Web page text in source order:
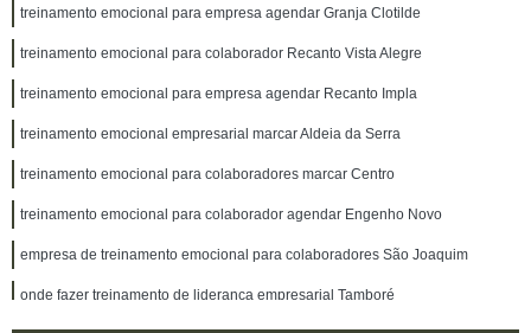
treinamento emocional para empresa agendar Granja Clotilde
treinamento emocional para colaborador Recanto Vista Alegre
treinamento emocional para empresa agendar Recanto Impla
treinamento emocional empresarial marcar Aldeia da Serra
treinamento emocional para colaboradores marcar Centro
treinamento emocional para colaborador agendar Engenho Novo
empresa de treinamento emocional para colaboradores São Joaquim
onde fazer treinamento de liderança empresarial Tamboré